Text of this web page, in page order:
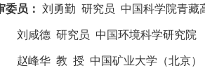
委员： 刘勇勤 研究员 中国科学院青藏
刘咸德 研究员 中国环境科学研究院
赵峰华 教 授 中国矿业大学（北京）